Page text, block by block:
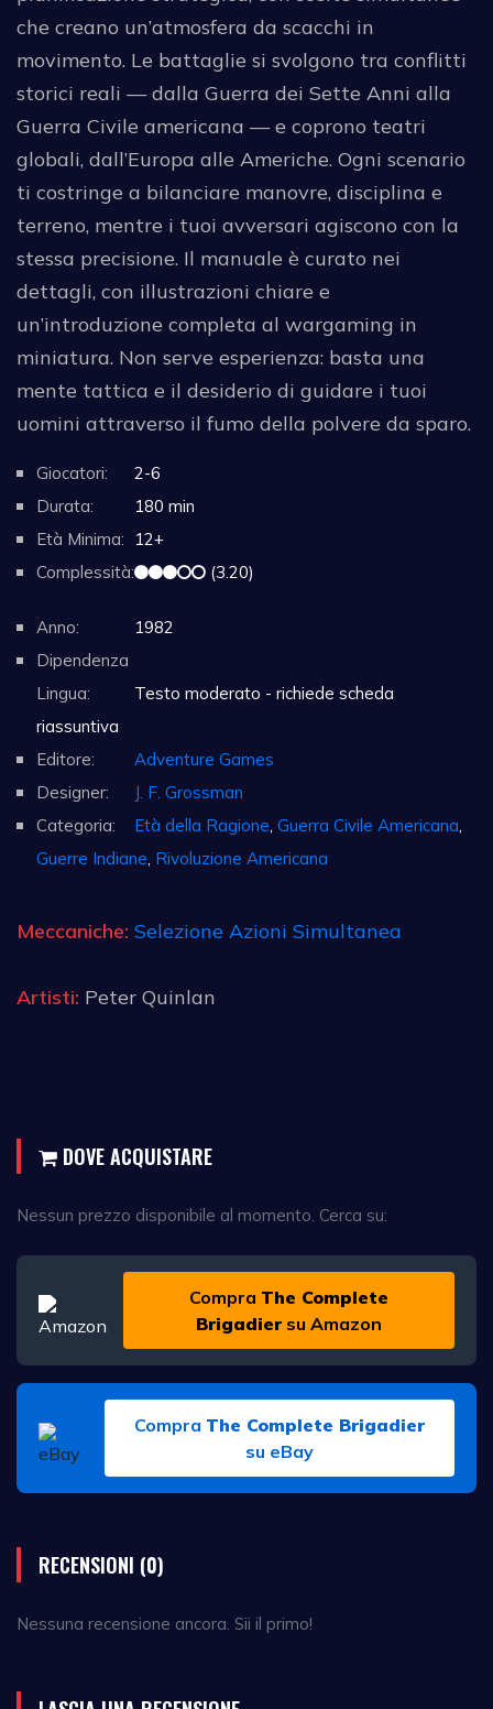
che creano un’atmosfera da scacchi in
movimento. Le battaglie si svolgono tra conflitti
storici reali — dalla Guerra dei Sette Anni alla
Guerra Civile americana — e coprono teatri
globali, dall’Europa alle Americhe. Ogni scenario
ti costringe a bilanciare manovre, disciplina e
terreno, mentre i tuoi avversari agiscono con la
stessa precisione. Il manuale è curato nei
dettagli, con illustrazioni chiare e
un’introduzione completa al wargaming in
miniatura. Non serve esperienza: basta una
mente tattica e il desiderio di guidare i tuoi
uomini attraverso il fumo della polvere da sparo.
Giocatori:
2-6
Durata:
180 min
Età Minima:
12+
Complessità:
(3.20)
Anno:
1982
Dipendenza
Lingua:
Testo moderato - richiede scheda
riassuntiva
Editore:
Adventure Games
Designer:
J. F. Grossman
Categoria:
Età della Ragione Guerra Civile Americana
Guerre Indiane Rivoluzione Americana
Meccaniche: Selezione Azioni Simultanea
Artisti: Peter Quinlan
DOVE ACQUISTARE
Nessun prezzo disponibile al momento. Cerca su:
Compra The Complete
Brigadier su Amazon
Compra The Complete Brigadier
su eBay
RECENSIONI (0)
Nessuna recensione ancora. Sii il primo!